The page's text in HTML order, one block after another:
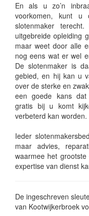
En als u zo’n
voorkomen, kunt u
slotenmaker
uitgebreide opleiding
maar weet door alle
nog eens wat er wel
De slotenmaker is
gebied, en hij kan u
over de sterke en
een goede kans dat
gratis bij u komt
verbeterd kan worden.
Ieder
maar advies,
waarmee het
expertise van dienst
De ingeschreven
van Kootwijkerbroek